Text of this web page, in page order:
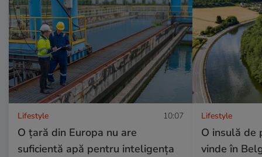
Lifestyle 10:07
O țară din Europa nu are
suficientă apă pentru inteligența
Lifestyle
O insulă de
vinde în